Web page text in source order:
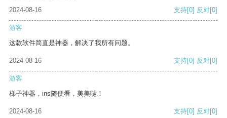
2024-08-16
支持[0] 反对[0]
游客
这款软件简直是神器，解决了我所有问题。
2024-08-16 支持[0] 反对[0]
游客
梯子神器，ins随便看，美美哒！
2024-08-16 支持[0] 反对[0]